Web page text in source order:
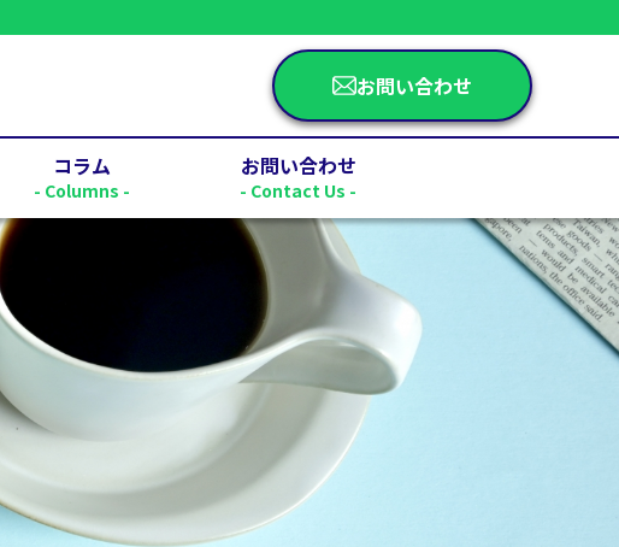
お問い合わせ
コラム
- Columns -
お問い合わせ
- Contact Us -